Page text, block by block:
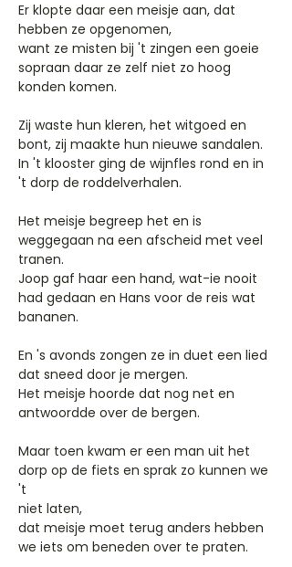
Er klopte daar een meisje aan, dat
hebben ze opgenomen,
want ze misten bij 't zingen een goeie
sopraan daar ze zelf niet zo hoog
konden komen.
Zij waste hun kleren, het witgoed en
bont, zij maakte hun nieuwe sandalen.
In 't klooster ging de wijnfles rond en in
't dorp de roddelverhalen.
Het meisje begreep het en is
weggegaan na een afscheid met veel
tranen.
Joop gaf haar een hand, wat-ie nooit
had gedaan en Hans voor de reis wat
bananen.
En 's avonds zongen ze in duet een lied
dat sneed door je mergen.
Het meisje hoorde dat nog net en
antwoordde over de bergen.
Maar toen kwam er een man uit het
dorp op de fiets en sprak zo kunnen we
't
niet laten,
dat meisje moet terug anders hebben
we iets om beneden over te praten.